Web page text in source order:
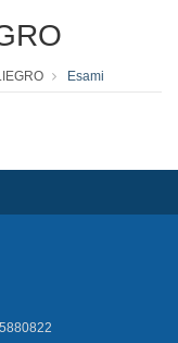
Esami